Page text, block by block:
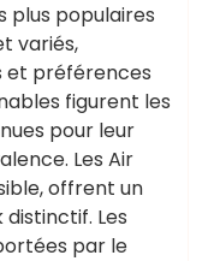
plus populaires
variés,
et préférences
figurent les
pour leur
Les Air
offrent un
Les
par le